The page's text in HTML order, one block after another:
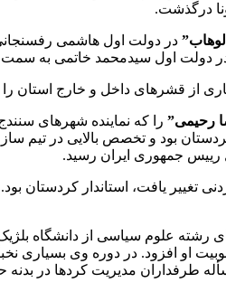
در دولت اول هاشمی
در دولت اول سیدمحمد خاتمی به
رحیمی” را که نماینده شهرهای
از نیروهای بومی کردستان و اهل شهرستان قروه بود. به مدت ۴
رییس جمهوری ایران رسید.
استانداری که به طرز عجیب و باور نکردنی تغییر
بومی کردستان و دکترای رشته علوم
او افزود. در دوره وی بسیاری
طرفداران مدیریت کردها در بدنه